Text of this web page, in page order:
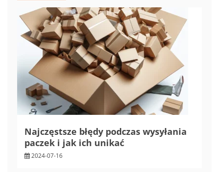
Najczęstsze błędy podczas wysyłania
paczek i jak ich unikać
2024-07-16